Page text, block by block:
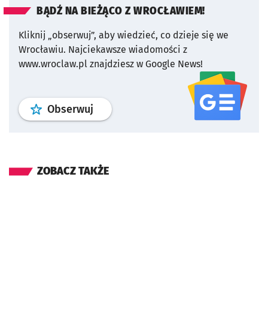
BĄDŹ NA BIEŻĄCO Z WROCŁAWIEM!
Kliknij „obserwuj”, aby wiedzieć, co dzieje się we
Wrocławiu. Najciekawsze wiadomości z
www.wroclaw.pl znajdziesz w Google News!
Obserwuj profil serwisu
ZOBACZ TAKŻE